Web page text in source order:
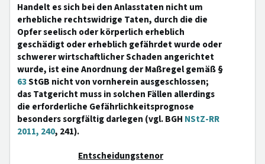
Handelt es sich bei den Anlasstaten nicht um
erhebliche rechtswidrige Taten, durch die die
Opfer seelisch oder körperlich erheblich
geschädigt oder erheblich gefährdet wurde oder
schwerer wirtschaftlicher Schaden angerichtet
wurde, ist eine Anordnung der Maßregel gemäß §
63StGB nicht von vornherein ausgeschlossen;
das Tatgericht muss in solchen Fällen allerdings
die erforderliche Gefährlichkeitsprognose
besonders sorgfältig darlegen (vgl. BGH NStZ-RR
2011, 240, 241).
Entscheidungstenor